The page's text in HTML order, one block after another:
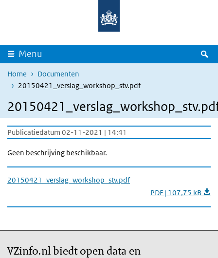
Overslaan en naar de inhoud gaan
Menu
Home
Documenten
20150421_verslag_workshop_stv.pdf
Publicatiedatum 02-11-2021 | 14:41
Geen beschrijving beschikbaar.
20150421_verslag_workshop_stv.pdf
PDF | 107,75 kB
VZinfo.nl biedt open data en